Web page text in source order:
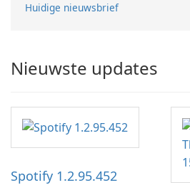
Huidige nieuwsbrief
Nieuwste updates
Spotify 1.2.95.452